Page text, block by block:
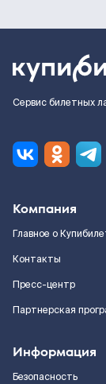
Сервис билетных
Компания
Главное о
Контакты
Пресс-центр
Партнерская
Информация
Безопасность